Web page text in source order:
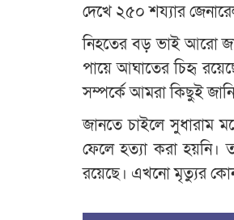
দেখে ২৫০ শয্যার
নিহতের বড় ভাই আরো
পায়ে আঘাতের চিহৃ
সম্পর্কে আমরা কিছুই
জানতে চাইলে সুধারাম
ফেলে হত্যা করা হয়নি।
রয়েছে। এখনো মৃত্যুর